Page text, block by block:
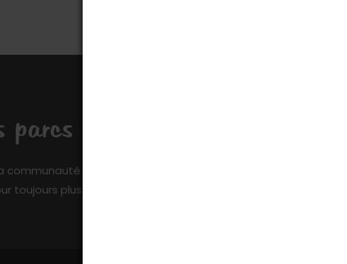
que vous connaissez
de My Kiddy Park et ajoutez votre pierre à l’édifice !
toujours plus de fun !